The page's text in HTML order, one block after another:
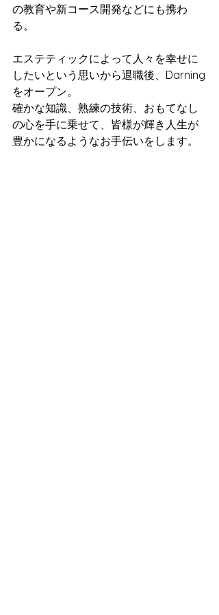
の教育や新コース開発などにも携わ
る。
エステティックによって人々を幸せに
したいという思いから退職後、Darning
をオープン。
確かな知識、熟練の技術、おもてなし
の心を手に乗せて、皆様が輝き人生が
豊かになるようなお手伝いをします。